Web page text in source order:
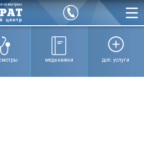
медкнижки доп. услуги